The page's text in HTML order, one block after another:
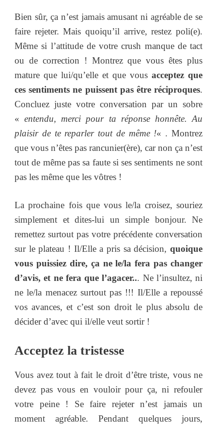
Bien sûr, ça n’est jamais amusant ni agréable de se
faire rejeter. Mais quoiqu’il arrive, restez poli(e).
Même si l’attitude de votre crush manque de tact
ou de correction ! Montrez que vous êtes plus
mature que lui/qu’elle et que vous acceptez que
ces sentiments ne puissent pas être réciproques.
Concluez juste votre conversation par un sobre
«entendu, merci pour ta réponse honnête. Au
plaisir de te reparler tout de même !« . Montrez
que vous n’êtes pas rancunier(ère), car non ça n’est
tout de même pas sa faute si ses sentiments ne sont
pas les même que les vôtres !
La prochaine fois que vous le/la croisez, souriez
simplement et dites-lui un simple bonjour. Ne
remettez surtout pas votre précédente conversation
sur le plateau ! Il/Elle a pris sa décision, quoique
vous puissiez dire, ça ne le/la fera pas changer
d’avis, et ne fera que l’agacer... Ne l’insultez, ni
ne le/la menacez surtout pas !!! Il/Elle a repoussé
vos avances, et c’est son droit le plus absolu de
décider d’avec qui il/elle veut sortir !
Acceptez la tristesse
Vous avez tout à fait le droit d’être triste, vous ne
devez pas vous en vouloir pour ça, ni refouler
votre peine ! Se faire rejeter n’est jamais un
moment agréable. Pendant quelques jours,